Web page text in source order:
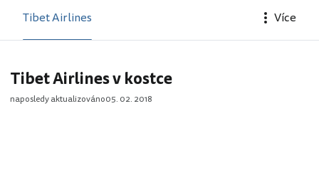
Tibet Airlines Více
Tibet Airlines v kostce
naposledy aktualizováno05. 02. 2018